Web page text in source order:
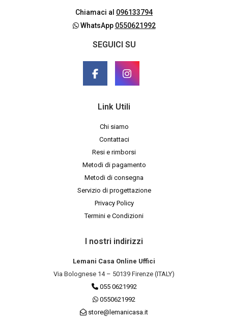
Chiamaci al 096133794
WhatsApp 0550621992
SEGUICI SU
Link Utili
Chi siamo
Contattaci
Resi e rimborsi
Metodi di pagamento
Metodi di consegna
Servizio di progettazione
Privacy Policy
Termini e Condizioni
I nostri indirizzi
Lemani Casa Online Uffici
Via Bolognese 14 – 50139 Firenze (ITALY)
055 0621992
0550621992
store@lemanicasa.it